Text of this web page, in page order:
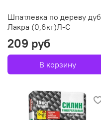
Шпатлевка по дереву дуб
Лакра (0,6кг)Л-С
209 руб
В корзину